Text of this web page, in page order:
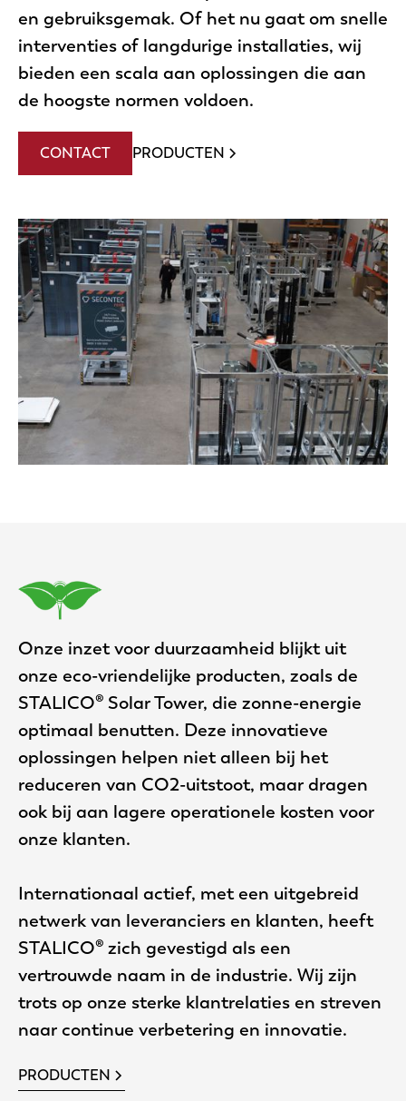
en gebruiksgemak. Of het nu gaat om snelle
interventies of langdurige installaties, wij
bieden een scala aan oplossingen die aan
de hoogste normen voldoen.
CONTACT PRODUCTEN
Onze inzet voor duurzaamheid blijkt uit
onze eco-vriendelijke producten, zoals de
STALICO® Solar Tower, die zonne-energie
optimaal benutten. Deze innovatieve
oplossingen helpen niet alleen bij het
reduceren van CO2-uitstoot, maar dragen
ook bij aan lagere operationele kosten voor
onze klanten.
Internationaal actief, met een uitgebreid
netwerk van leveranciers en klanten, heeft
STALICO® zich gevestigd als een
vertrouwde naam in de industrie. Wij zijn
trots op onze sterke klantrelaties en streven
naar continue verbetering en innovatie.
PRODUCTEN